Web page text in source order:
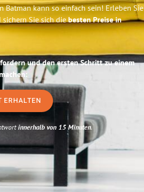
Batman kann so einfach sein! Erleben Sie
Sie sich diebesten Preise in
und den ersten Schritt zu einem
ERHALTEN
innerhalb von 15 Minuten.